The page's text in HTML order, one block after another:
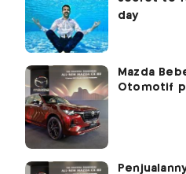
Mazda
Otomotif